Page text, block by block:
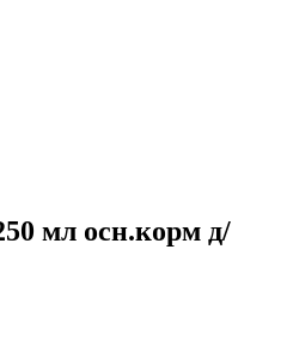
мл осн.корм д/